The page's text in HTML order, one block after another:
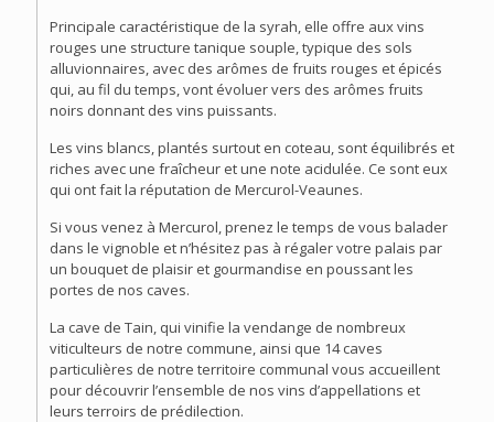
Principale caractéristique de la syrah, elle offre aux vins
rouges une structure tanique souple, typique des sols
alluvionnaires, avec des arômes de fruits rouges et épicés
qui, au fil du temps, vont évoluer vers des arômes fruits
noirs donnant des vins puissants.
Les vins blancs, plantés surtout en coteau, sont équilibrés et
riches avec une fraîcheur et une note acidulée. Ce sont eux
qui ont fait la réputation de Mercurol-Veaunes.
Si vous venez à Mercurol, prenez le temps de vous balader
dans le vignoble et n’hésitez pas à régaler votre palais par
un bouquet de plaisir et gourmandise en poussant les
portes de nos caves.
La cave de Tain, qui vinifie la vendange de nombreux
viticulteurs de notre commune, ainsi que 14 caves
particulières de notre territoire communal vous accueillent
pour découvrir l’ensemble de nos vins d’appellations et
leurs terroirs de prédilection.